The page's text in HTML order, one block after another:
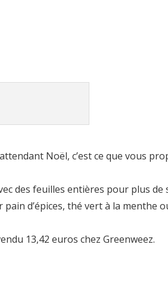
Noël, c’est ce que vous
des feuilles entières pour plus
d’épices, thé vert à la menthe
13,42 euros chez Greenweez.